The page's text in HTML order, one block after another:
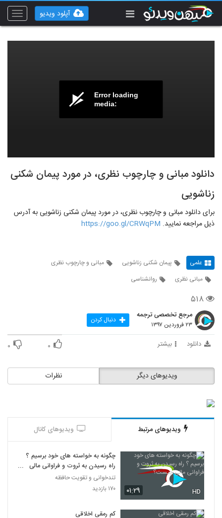
Toggle
آپلود ویدیو
Error loading
media:
دانلود مبانی و چارچوب نظری، در مورد پیمان شکنی
زناشویی
برای دانلود مبانی و چارچوب نظری، در مورد پیمان شکنی زناشویی به آدرس
ذیل مراجعه نمایید. https://goo.gl/CRWqPM
علمی پیمان شکنی زناشویی
مبانی و چارچوب نظری
مبانی نظری
روانشناسی
۵۱۸
مرجع تخصصی ترجمه
۲۳ فروردین ۱۳۹۷ دنبال کردن
دانلود بیشتر ۰ ۰
نظرات ویدیوهای دیگر
ویدیوهای مرتبط ویدیوهای کانال
۰۱:۲۹ HD
چگونه به خواسته های خود برسیم ؟
راه رسیدن به ثروت و فراوانی مالی
چیست؟
تندخوانی و تقویت حافظه
۱۷۰ بازدید
کم رمقی اخلاقی